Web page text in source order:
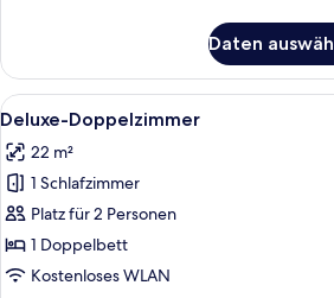
Doppelzimmer
Daten
Alle
Fotos
für
Deluxe-
Doppelzimmer
anzeigen
Ein
4
Deluxe-Doppelzimmer
22 m²
1 Schlafzimmer
Platz für 2 Personen
1 Doppelbett
Kostenloses WLAN